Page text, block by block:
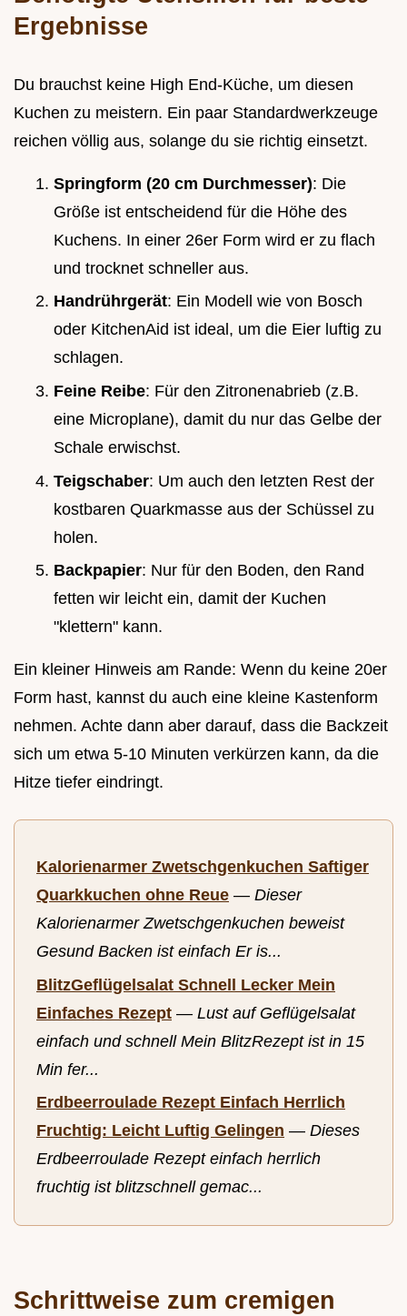
Ergebnisse
Du brauchst keine High End-Küche, um diesen
Kuchen zu meistern. Ein paar Standardwerkzeuge
reichen völlig aus, solange du sie richtig einsetzt.
Springform (20 cm Durchmesser): Die
Größe ist entscheidend für die Höhe des
Kuchens. In einer 26er Form wird er zu flach
und trocknet schneller aus.
Handrührgerät: Ein Modell wie von Bosch
oder KitchenAid ist ideal, um die Eier luftig zu
schlagen.
Feine Reibe: Für den Zitronenabrieb (z.B.
eine Microplane), damit du nur das Gelbe der
Schale erwischst.
Teigschaber: Um auch den letzten Rest der
kostbaren Quarkmasse aus der Schüssel zu
holen.
Backpapier: Nur für den Boden, den Rand
fetten wir leicht ein, damit der Kuchen
"klettern" kann.
Ein kleiner Hinweis am Rande: Wenn du keine 20er
Form hast, kannst du auch eine kleine Kastenform
nehmen. Achte dann aber darauf, dass die Backzeit
sich um etwa 5-10 Minuten verkürzen kann, da die
Hitze tiefer eindringt.
Kalorienarmer Zwetschgenkuchen Saftiger
Quarkkuchen ohne Reue — Dieser
Kalorienarmer Zwetschgenkuchen beweist
Gesund Backen ist einfach Er is...
BlitzGeflügelsalat Schnell Lecker Mein
Einfaches Rezept — Lust auf Geflügelsalat
einfach und schnell Mein BlitzRezept ist in 15
Min fer...
Erdbeerroulade Rezept Einfach Herrlich
Fruchtig: Leicht Luftig Gelingen — Dieses
Erdbeerroulade Rezept einfach herrlich
fruchtig ist blitzschnell gemac...
Schrittweise zum cremigen